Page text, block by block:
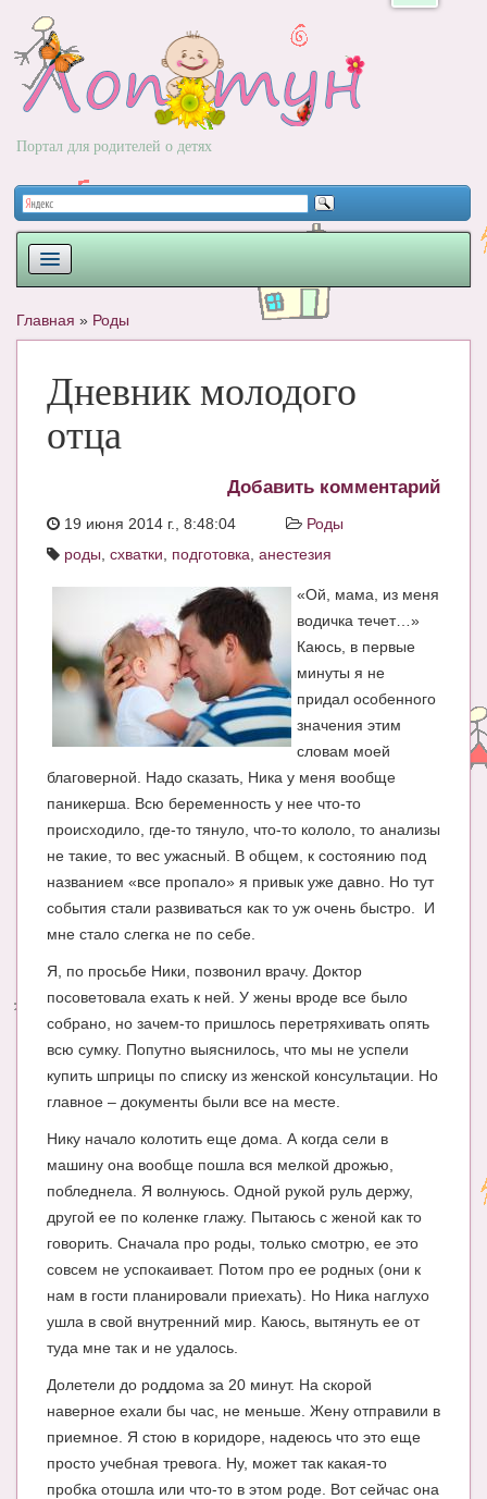
Портал для родителей о детях
НОВОРОЖДЕННЫЙ
РАЗВИТИЕ
ЧАТ
КНИГИ
Сказки
ПСИХОЛОГИЯ
ЗДОРОВЬЕ
КОНКУРСЫ
БЛОГИ
БЕРЕМЕННОСТЬ
Календарь беременности
МАМИНА БИБЛИОТЕКА
Имена. Святцы
Энциклопедия беременных
СЕРВИСЫ И ПРИЛОЖЕНИЯ
Сервис. Оценка роста и веса ребенка
Приложения для Android
Полезные ссылки
Опросы
НОВОСТИ ЛОПОТУНА
Блог Администратора
Главная » Роды
Дневник молодого
отца
Добавить комментарий
19 июня 2014 г., 8:48:04
Роды
роды схватки подготовка анестезия
«Ой, мама, из меня
водичка течет…»
Каюсь, в первые
минуты я не
придал особенного
значения этим
словам моей
благоверной. Надо сказать, Ника у меня вообще
паникерша. Всю беременность у нее что-то
происходило, где-то тянуло, что-то кололо, то анализы
не такие, то вес ужасный. В общем, к состоянию под
названием «все пропало» я привык уже давно. Но тут
события стали развиваться как то уж очень быстро. И
мне стало слегка не по себе.
Я, по просьбе Ники, позвонил врачу. Доктор
посоветовала ехать к ней. У жены вроде все было
собрано, но зачем-то пришлось перетряхивать опять
всю сумку. Попутно выяснилось, что мы не успели
купить шприцы по списку из женской консультации. Но
главное – документы были все на месте.
Нику начало колотить еще дома. А когда сели в
машину она вообще пошла вся мелкой дрожью,
побледнела. Я волнуюсь. Одной рукой руль держу,
другой ее по коленке глажу. Пытаюсь с женой как то
говорить. Сначала про роды, только смотрю, ее это
совсем не успокаивает. Потом про ее родных (они к
нам в гости планировали приехать). Но Ника наглухо
ушла в свой внутренний мир. Каюсь, вытянуть ее от
туда мне так и не удалось.
Долетели до роддома за 20 минут. На скорой
наверное ехали бы час, не меньше. Жену отправили в
приемное. Я стою в коридоре, надеюсь что это еще
просто учебная тревога. Ну, может так какая-то
пробка отошла или что-то в этом роде. Вот сейчас она